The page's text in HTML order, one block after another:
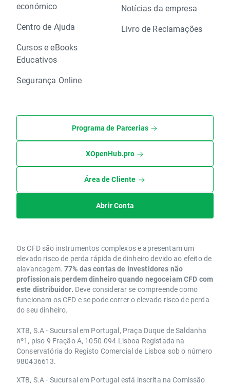
económico
Centro de Ajuda
Cursos e eBooks
Educativos
Segurança Online
Notícias da empresa
Livro de Reclamações
Programa de Parcerias
XOpenHub.pro
Área de Cliente
Abrir Conta
Os CFD são instrumentos complexos e apresentam um
elevado risco de perda rápida de dinheiro devido ao efeito de
alavancagem. 77% das contas de investidores não
profissionais perdem dinheiro quando negoceiam CFD com
este distribuidor. Deve considerar se compreende como
funcionam os CFD e se pode correr o elevado risco de perda
do seu dinheiro.
XTB, S.A - Sucursal em Portugal, Praça Duque de Saldanha
nº1, piso 9 Fração A, 1050-094 Lisboa Registada na
Conservatória do Registo Comercial de Lisboa sob o número
980436613.
XTB, S.A - Sucursal em Portugal está inscrita na Comissão